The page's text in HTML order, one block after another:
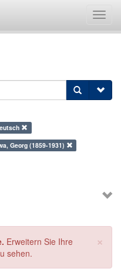
Georg (1859-1931)
×
Erweitern Sie Ihre
sehen.